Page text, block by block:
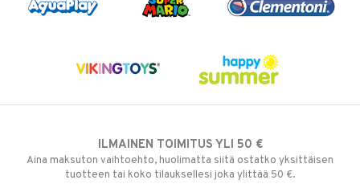
ILMAINEN TOIMITUS YLI 50 €
Aina maksuton vaihtoehto, huolimatta siitä ostatko yksittäisen
tuotteen tai koko tilauksellesi joka ylittää 50 €.